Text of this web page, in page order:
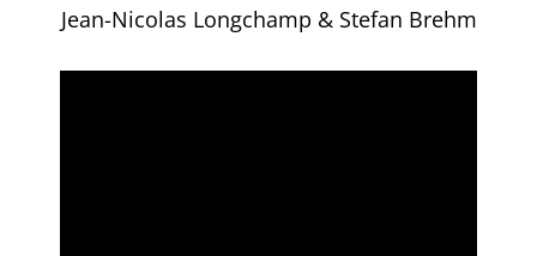
Jean-Nicolas Longchamp & Stefan Brehm